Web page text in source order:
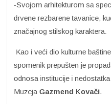
-Svojom arhitekturom sa
drvene rezbarene tavanice,
značajnog stilskog karaktera.
Kao i veći dio kulturne
spomenik prepušten je
odnosa institucije i
Muzeja Gazmend Kovači.